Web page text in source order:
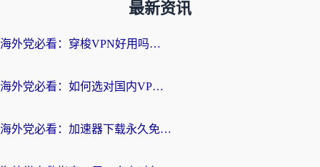
最新资讯
海外党必看：穿梭VPN好用吗？和云帆VPN对比哪个回国效果更好？附真实测评+避坑指南
海外党必看：如何选对国内VPN，实现无缝访问国内资源？
海外党必看：加速器下载永久免费版真的存在吗？教你无缝访问国内资源的正确姿势